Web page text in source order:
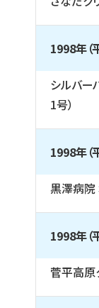
1998年（
シルバー
1号）
1998年（
黒澤病院
1998年（
菅平高原